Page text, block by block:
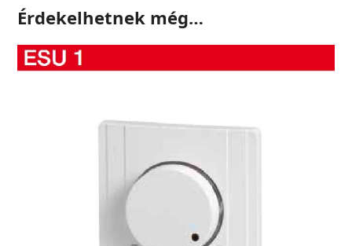
Érdekelhetnek még…